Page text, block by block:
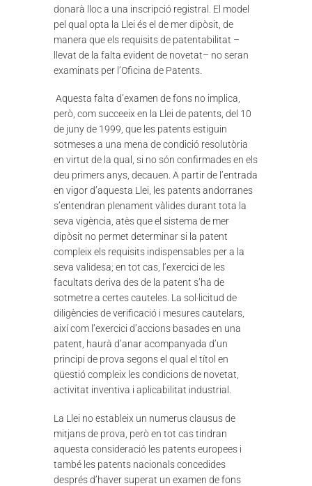
donarà lloc a una inscripció registral. El model
pel qual opta la Llei és el de mer dipòsit, de
manera que els requisits de patentabilitat –
llevat de la falta evident de novetat– no seran
examinats per l’Oficina de Patents.
Aquesta falta d’examen de fons no implica,
però, com succeeix en la Llei de patents, del 10
de juny de 1999, que les patents estiguin
sotmeses a una mena de condició resolutòria
en virtut de la qual, si no són confirmades en els
deu primers anys, decauen. A partir de l’entrada
en vigor d’aquesta Llei, les patents andorranes
s’entendran plenament vàlides durant tota la
seva vigència, atès que el sistema de mer
dipòsit no permet determinar si la patent
compleix els requisits indispensables per a la
seva validesa; en tot cas, l’exercici de les
facultats deriva des de la patent s’ha de
sotmetre a certes cauteles. La sol·licitud de
diligències de verificació i mesures cautelars,
així com l’exercici d’accions basades en una
patent, haurà d’anar acompanyada d’un
principi de prova segons el qual el títol en
qüestió compleix les condicions de novetat,
activitat inventiva i aplicabilitat industrial.
La Llei no estableix un numerus clausus de
mitjans de prova, però en tot cas tindran
aquesta consideració les patents europees i
també les patents nacionals concedides
després d’haver superat un examen de fons